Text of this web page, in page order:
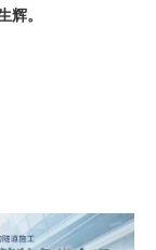
辉。